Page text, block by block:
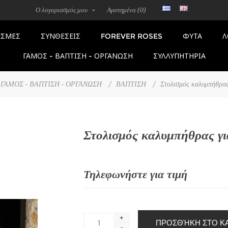
Ο λογαριασμός μου Αγαπημένα (0)
ΣΥΝΘΕΣΕΙΣ FOREVER ROSES ΦΥΤΑ
ΓΑΜΟΣ - ΒΑΠΤΙΣΗ - ΟΡΓΑΝΩΣΗ ΣΥΛΛΥΠΗΤΗΡΙΑ
ΓΑΜΟΣ - ΒΑΠΤΙΣΗ - ΟΡΓΑΝΩΣΗ / ΒΑΠΤΙΣΗ / Στολισμός
Στολισμός καλυμπήθρας
Τηλεφωνήστε για τιμή
+